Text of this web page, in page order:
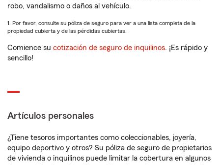
robo, vandalismo o daños al vehículo.
1. Por favor, consulte su póliza de seguro para ver a una lista completa de la
propiedad cubierta y de las pérdidas cubiertas.
Comience su cotización de seguro de inquilinos. ¡Es rápido y
sencillo!
Artículos personales
¿Tiene tesoros importantes como coleccionables, joyería,
equipo deportivo y otros? Su póliza de seguro de propietarios
de vivienda o inquilinos puede limitar la cobertura en algunos